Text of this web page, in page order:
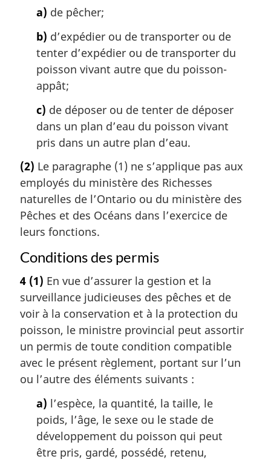
a) de pêcher;
b) d’expédier ou de transporter ou de
tenter d’expédier ou de transporter du
poisson vivant autre que du poisson-
appât;
c) de déposer ou de tenter de déposer
dans un plan d’eau du poisson vivant
pris dans un autre plan d’eau.
(2) Le paragraphe (1) ne s’applique pas aux
employés du ministère des Richesses
naturelles de l’Ontario ou du ministère des
Pêches et des Océans dans l’exercice de
leurs fonctions.
Conditions des permis
4 (1) En vue d’assurer la gestion et la
surveillance judicieuses des pêches et de
voir à la conservation et à la protection du
poisson, le ministre provincial peut assortir
un permis de toute condition compatible
avec le présent règlement, portant sur l’un
ou l’autre des éléments suivants :
a) l’espèce, la quantité, la taille, le
poids, l’âge, le sexe ou le stade de
développement du poisson qui peut
être pris, gardé, possédé, retenu,